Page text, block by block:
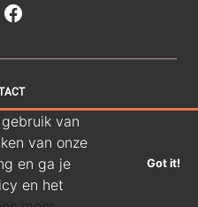
1
7511 HE Enschede
T: 0534310741
van
van onze
en ga je
en het
Got it!